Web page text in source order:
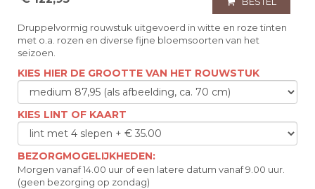
Druppelvormig rouwstuk uitgevoerd in witte en roze tinten
met o.a. rozen en diverse fijne bloemsoorten van het
seizoen.
KIES HIER DE GROOTTE VAN HET ROUWSTUK
KIES LINT OF KAART
BEZORGMOGELIJKHEDEN:
Morgen vanaf 14.00 uur of een latere datum vanaf 9.00 uur.
(geen bezorging op zondag)